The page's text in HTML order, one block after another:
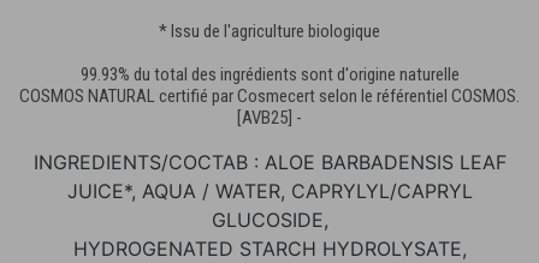
* Issu de l'agriculture biologique
99.93% du total des ingrédients sont d'origine naturelle
COSMOS NATURAL certifié par Cosmecert selon le référentiel COSMOS.
[AVB25] -
INGREDIENTS/COCTAB : ALOE BARBADENSIS LEAF
JUICE*, AQUA / WATER, CAPRYLYL/CAPRYL
GLUCOSIDE,
HYDROGENATED STARCH HYDROLYSATE,